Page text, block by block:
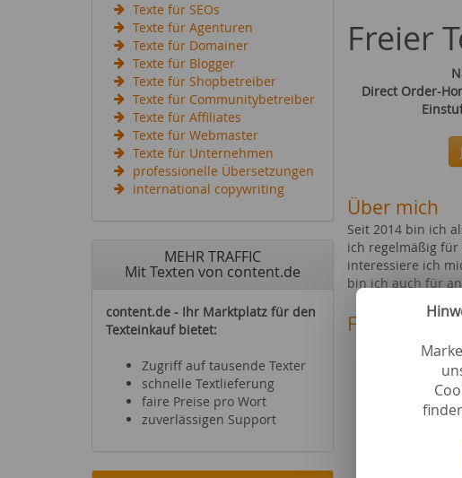
Texte für SEOs
Texte für Agenturen
Texte für Domainer
Texte für Blogger
Texte für Shopbetreiber
Texte für Communitybetreiber
Texte für Affiliates
Texte für Webmaster
Texte für Unternehmen
professionelle Übersetzungen
international copywriting
MEHR TRAFFIC
Mit Texten von content.de
content.de - Ihr Marktplatz für den
Texteinkauf bietet:
Zugriff auf tausende Texter
schnelle Textlieferung
faire Preise pro Wort
zuverlässigen Support
Freier
Direct Order-
Über mich
Seit 2014 bin ich
ich regelmäßig für
interessiere ich
bin ich auch für
Essen & Trinken
Hörbücher & E-